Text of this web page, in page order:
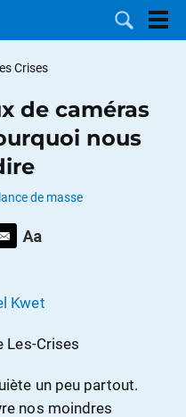
Crises
de caméras
nous
de masse
Kwet
Les-Crises
un peu partout.
nos moindres